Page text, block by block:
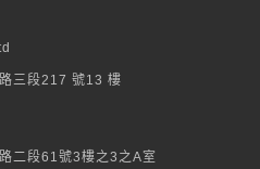
三段217 號13 樓
二段61號3樓之3之A室